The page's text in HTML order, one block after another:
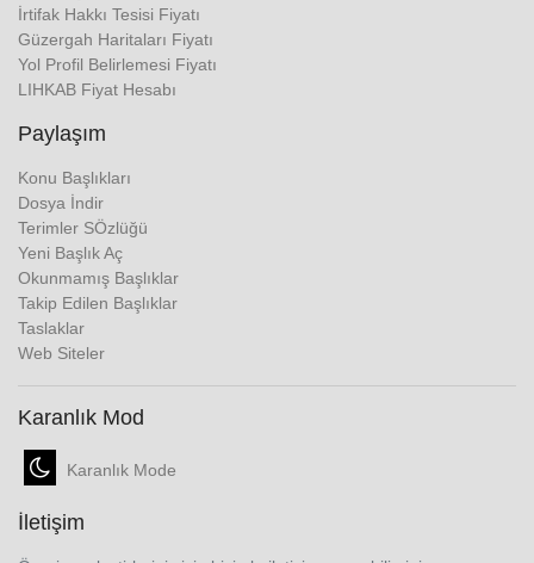
İrtifak Hakkı Tesisi Fiyatı
Güzergah Haritaları Fiyatı
Yol Profil Belirlemesi Fiyatı
LIHKAB Fiyat Hesabı
Paylaşım
Konu Başlıkları
Dosya İndir
Terimler SÖzlüğü
Yeni Başlık Aç
Okunmamış Başlıklar
Takip Edilen Başlıklar
Taslaklar
Web Siteler
Karanlık Mod
Karanlık Mode
İletişim